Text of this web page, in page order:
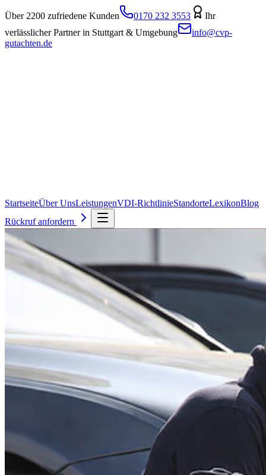
Über 2200 zufriedene Kunden 0170 232 3553
Ihr
verlässlicher Partner in Stuttgart & Umgebung
info@cvp-
gutachten.de
StartseiteÜber UnsLeistungenVDI-RichtlinieStandorteLexikonBlog
Rückruf anfordern